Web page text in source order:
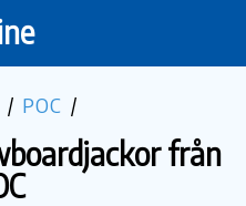
/ POC /
från